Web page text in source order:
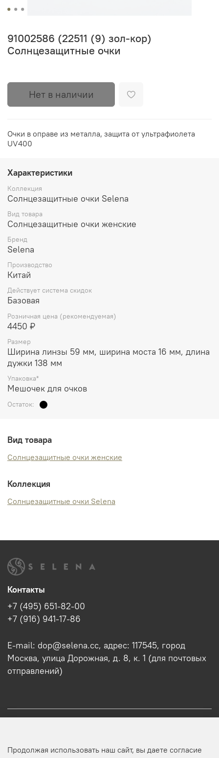
91002586 (22511 (9) зол-кор)
Солнцезащитные очки
Нет в наличии
Очки в оправе из металла, защита от ультрафиолета
UV400
Характеристики
Коллекция
Солнцезащитные очки Selena
Вид товара
Солнцезащитные очки женские
Бренд
Selena
Производство
Китай
Действует система скидок
Базовая
Розничная цена (рекомендуемая)
4450 ₽
Размер
Ширина линзы 59 мм, ширина моста 16 мм, длина
дужки 138 мм
Упаковка*
Мешочек для очков
Остаток:
Вид товара
Солнцезащитные очки женские
Коллекция
Солнцезащитные очки Selena
Оптовикам
Контакты
+7 (495) 651-82-00
+7 (916) 941-17-86
E-mail: dop@selena.cc, адрес: 117545, город
Москва, улица Дорожная, д. 8, к. 1 (для почтовых
отправлений)
Продолжая использовать наш сайт, вы даете согласие